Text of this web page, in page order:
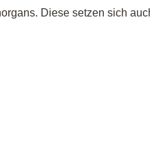
Diese setzen sich